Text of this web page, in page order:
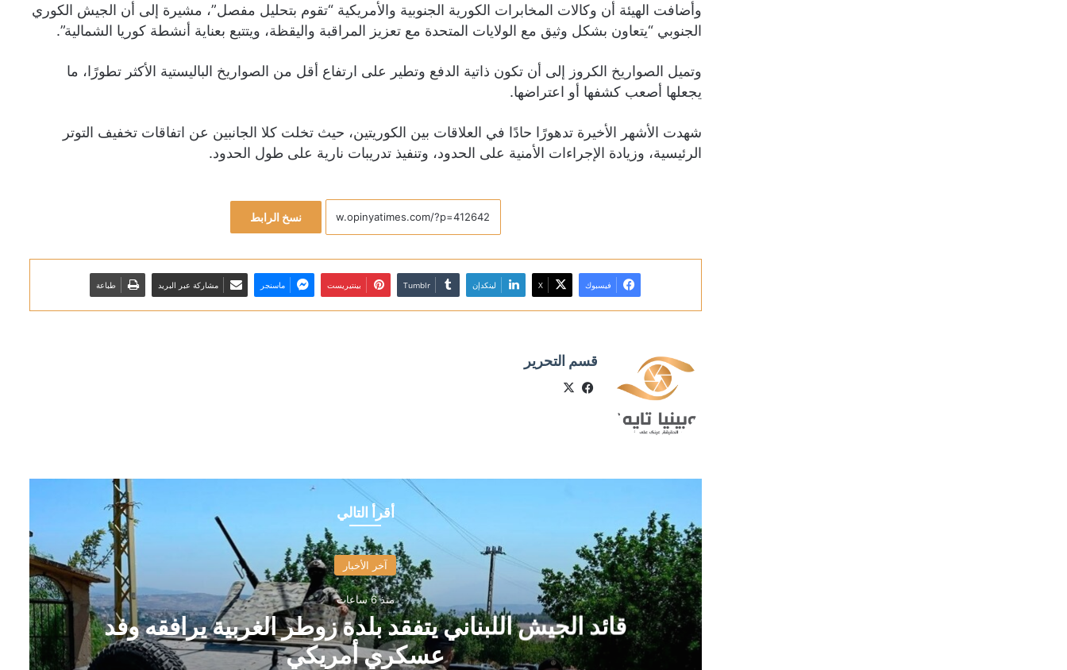
وأضافت الهيئة أن وكالات المخابرات الكورية الجنوبية والأمريكية “تقوم بتحليل مفصل”، مشيرة إلى أن الجيش الكوري
الجنوبي “يتعاون بشكل وثيق مع الولايات المتحدة مع تعزيز المراقبة واليقظة، ويتتبع بعناية أنشطة كوريا الشمالية”.
وتميل الصواريخ الكروز إلى أن تكون ذاتية الدفع وتطير على ارتفاع أقل من الصواريخ الباليستية الأكثر تطورًا، ما
يجعلها أصعب كشفها أو اعتراضها.
شهدت الأشهر الأخيرة تدهورًا حادًا في العلاقات بين الكوريتين، حيث تخلت كلا الجانبين عن اتفاقات تخفيف التوتر
الرئيسية، وزيادة الإجراءات الأمنية على الحدود، وتنفيذ تدريبات نارية على طول الحدود.
نسخ الرابط
فيسبوك X لينكدإن بينتيريست ماسنجر مشاركة عبر البريد طباعة
قسم التحرير
فيسبوك
أقرأ التالي
آخر الأخبار
منذ 6 ساعات
قائد الجيش اللبناني يتفقد بلدة زوطر الغربية يرافقه وفد
عسكري أمريكي